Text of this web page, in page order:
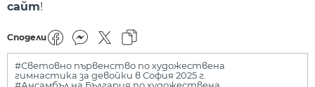
сайт!
Сподели
#Световно първенство по художествена
гимнастика за девойки в София 2025 г.